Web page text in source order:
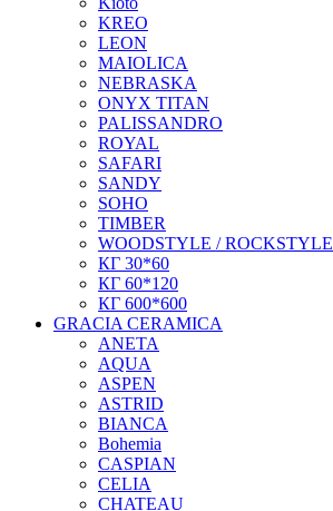
KREO
LEON
MAIOLICA
NEBRASKA
ONYX TITAN
PALISSANDRO
ROYAL
SAFARI
SANDY
SOHO
TIMBER
WOODSTYLE / ROCKSTYLE
КГ 30*60
КГ 60*120
КГ 600*600
GRACIA CERAMICA
ANETA
AQUA
ASPEN
ASTRID
BIANCA
Bohemia
CASPIAN
CELIA
CHATEAU